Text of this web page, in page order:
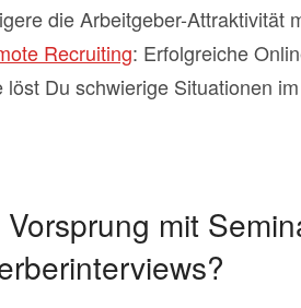
die Arbeitgeber-Attraktivität
Recruiting: Erfolgreiche
löst Du schwierige Situationen
Vorsprung mit